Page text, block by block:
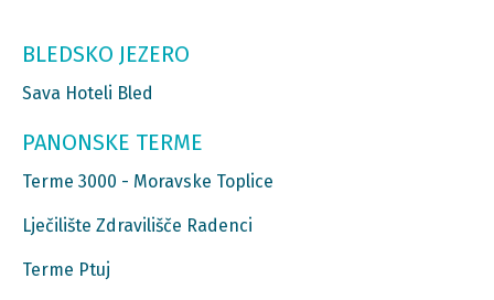
BLEDSKO JEZERO
Sava Hoteli Bled
PANONSKE TERME
Terme 3000 - Moravske Toplice
Lječilište Zdravilišče Radenci
Terme Ptuj